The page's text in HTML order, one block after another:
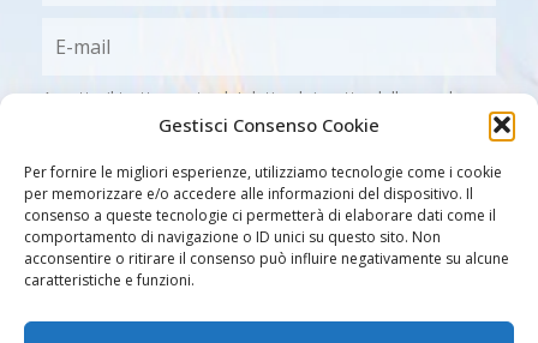
Gestisci Consenso Cookie
Per fornire le migliori esperienze, utilizziamo tecnologie come i cookie
per memorizzare e/o accedere alle informazioni del dispositivo. Il
consenso a queste tecnologie ci permetterà di elaborare dati come il
comportamento di navigazione o ID unici su questo sito. Non
acconsentire o ritirare il consenso può influire negativamente su alcune
caratteristiche e funzioni.
Accetto il trattamento dei dati nel rispetto delle regole
stabilite dalla legislazione sulla Privacy e come evidenziato
personali di cui ho preso visione
(è necessario
selezionare la casella per poter procedere con la registrazione)